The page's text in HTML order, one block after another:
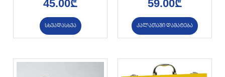
45.00₾
სხვადასხვა
59.00₾
კალათაში დამატება